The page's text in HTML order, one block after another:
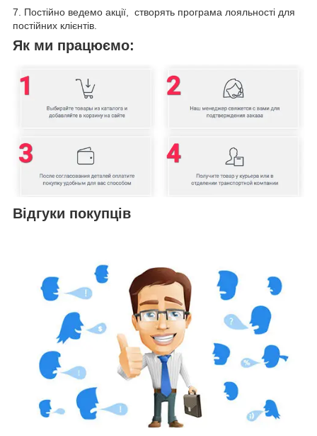
7. Постійно ведемо акції, створять програма лояльності для
постійних клієнтів.
Як ми працюємо:
Відгуки покупців